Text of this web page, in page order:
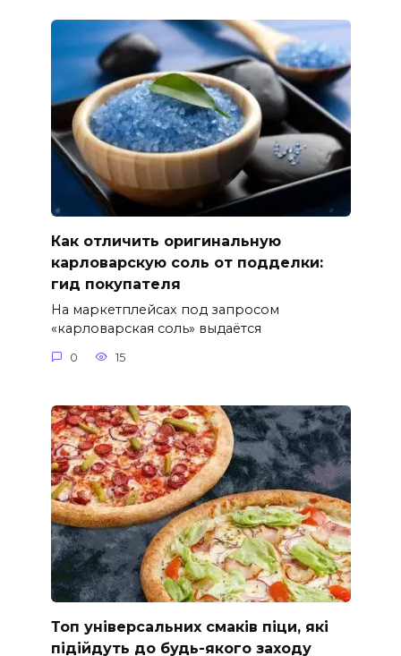
Как отличить оригинальную
карловарскую соль от подделки:
гид покупателя
На маркетплейсах под запросом
«карловарская соль» выдаётся
0 15
Топ універсальних смаків піци, які
підійдуть до будь-якого заходу